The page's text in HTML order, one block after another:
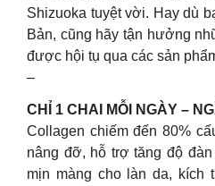
Shizuoka tuyệt vời. Hay dù
Bản, cũng hãy tận hưởng
được hội tụ qua các sản
–
CHỈ 1 CHAI MỖI NGÀY –
Collagen chiếm đến 80%
nâng đỡ, hỗ trợ tăng độ
mịn màng cho làn da, kích